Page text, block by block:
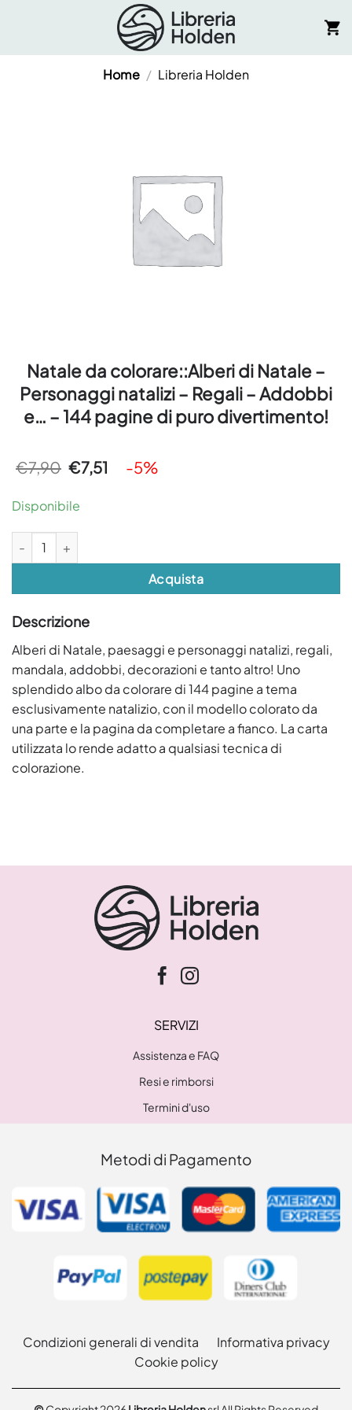
Home / Libreria Holden
Natale da colorare::Alberi di Natale –
Personaggi natalizi – Regali – Addobbi
e… – 144 pagine di puro divertimento!
€7,90 Il
prezzo
era:
€7,90.
€7,51
prezzo
-5%
Disponibile
Natale da colorare::Alberi di Natale - Personaggi natalizi - Regali
Acquista
Descrizione
Alberi di Natale, paesaggi e personaggi natalizi, regali,
mandala, addobbi, decorazioni e tanto altro! Uno
splendido albo da colorare di 144 pagine a tema
esclusivamente natalizio, con il modello colorato da
una parte e la pagina da completare a fianco. La carta
utilizzata lo rende adatto a qualsiasi tecnica di
colorazione.
SERVIZI
Assistenza e FAQ
Resi e rimborsi
Termini d'uso
Metodi di Pagamento
Condizioni generali di vendita
Informativa privacy
Cookie policy